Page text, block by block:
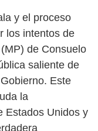
y el proceso
los intentos de
de Consuelo
saliente de
Este
la
Estados Unidos y